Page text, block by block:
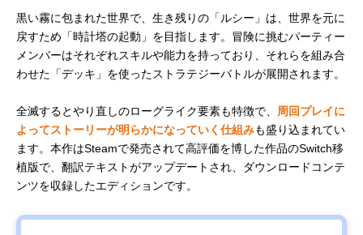
黒い霧に包まれた世界で、生き残りの「ルシー」は、世界を元に
戻すため「時計塔の起動」を目指します。冒険に挑むパーティー
メンバーはそれぞれスキルや能力を持っており、それらを組み合
わせた「デッキ」を使ったストラテジーバトルが展開されます。
全滅するとやり直しのローグライク要素も特徴で、 周回プレイに
よってストーリーが明らかになっていく仕組みも盛り込まれてい
ます。本作はSteamで発売されて高評価を博した作品のSwitch移
植版で、翻訳テキストがアップデートされ、ダウンロードコンテ
ンツを収録したエディションです。